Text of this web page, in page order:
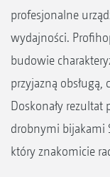
profesjonalne
wydajności.
budowie
przyjazną obsługą,
Doskonały rezultat
drobnymi bijakami
który znakomicie